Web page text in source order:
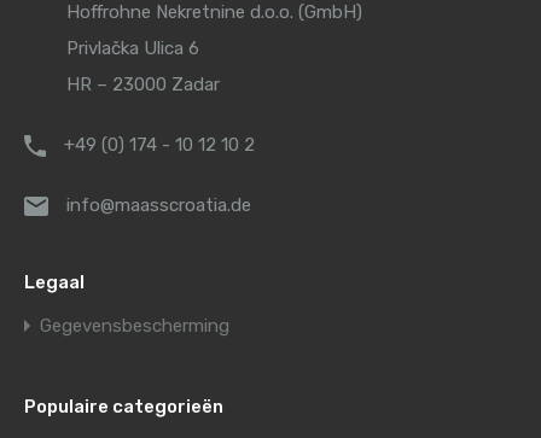
Hoffrohne Nekretnine d.o.o. (GmbH)
Privlačka Ulica 6
HR – 23000 Zadar
+49 (0) 174 - 10 12 10 2
info@maasscroatia.de
Legaal
Gegevensbescherming
Populaire categorieën